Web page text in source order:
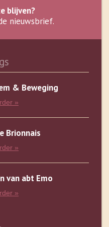
blijven?
nieuwsbrief.
& Beweging
»
Brionnais
»
van abt Emo
»